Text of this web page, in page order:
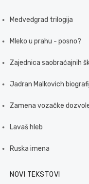
Medvedgrad trilogija
Mleko u prahu - posno?
Zajednica saobraćajnih
Jadran Malkovich
Zamena vozačke
Lavaš hleb
Ruska imena
NOVI TEKSTOVI